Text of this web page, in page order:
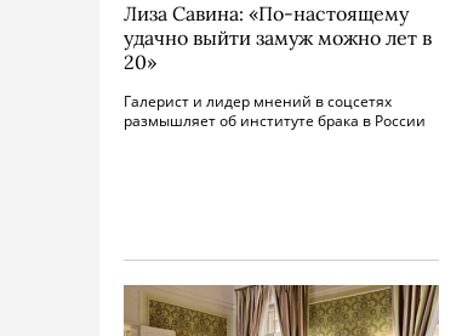
Лиза Савина: «По-настоящему
удачно выйти замуж можно лет в
20»
Галерист и лидер мнений в соцсетях
размышляет об институте брака в России